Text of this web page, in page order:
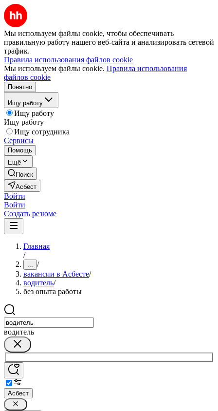
Мы используем файлы cookie, чтобы обеспечивать
правильную работу нашего веб-сайта и анализировать сетевой
трафик.
Правила использования файлов cookie
Мы используем файлы cookie. Правила использования
файлов cookie
Понятно
Ищу работу
Ищу работу
Ищу работу
Ищу сотрудника
Сервисы
Помощь
Ещё
Поиск
Асбест
Войти
Войти
Создать резюме
Главная
/
... /
вакансии в Асбесте/
водитель/
без опыта работы
водитель
Асбест